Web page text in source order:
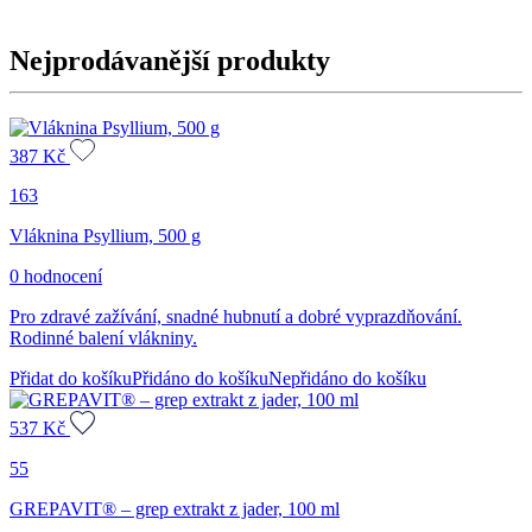
Nejprodávanější produkty
387 Kč
163
Vláknina Psyllium, 500 g
0 hodnocení
Pro zdravé zažívání, snadné hubnutí a dobré vyprazdňování.
Rodinné balení vlákniny.
Přidat do košíkuPřidáno do košíkuNepřidáno do košíku
537 Kč
55
GREPAVIT® – grep extrakt z jader, 100 ml